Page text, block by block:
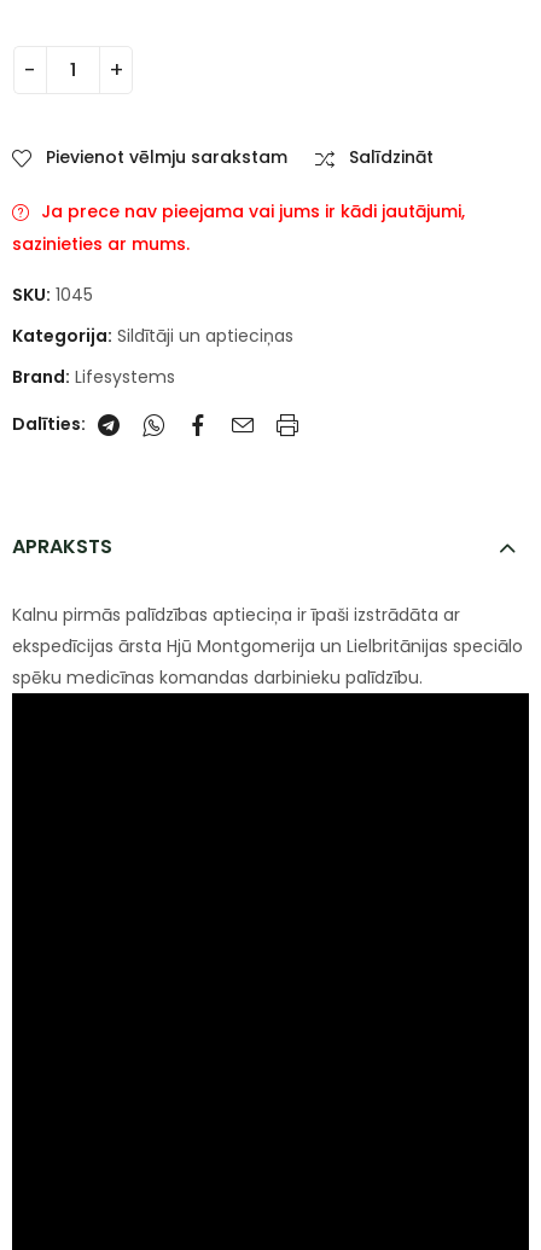
Pievienot vēlmju sarakstam Salīdzināt
Ja prece nav pieejama vai jums ir kādi jautājumi,
sazinieties ar mums.
SKU: 1045
Kategorija: Sildītāji un aptieciņas
Brand: Lifesystems
Dalīties:
APRAKSTS
Kalnu pirmās palīdzības aptieciņa ir īpaši izstrādāta ar
ekspedīcijas ārsta Hjū Montgomerija un Lielbritānijas speciālo
spēku medicīnas komandas darbinieku palīdzību.